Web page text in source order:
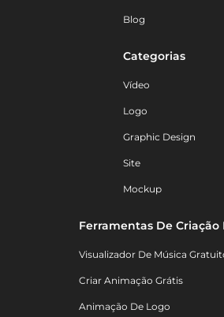
Blog
Categorias
Vídeo
Logo
Graphic Design
Site
Mockup
Ferramentas De Criação
Visualizador De Música
Criar Animação Grátis
Animação De Logo